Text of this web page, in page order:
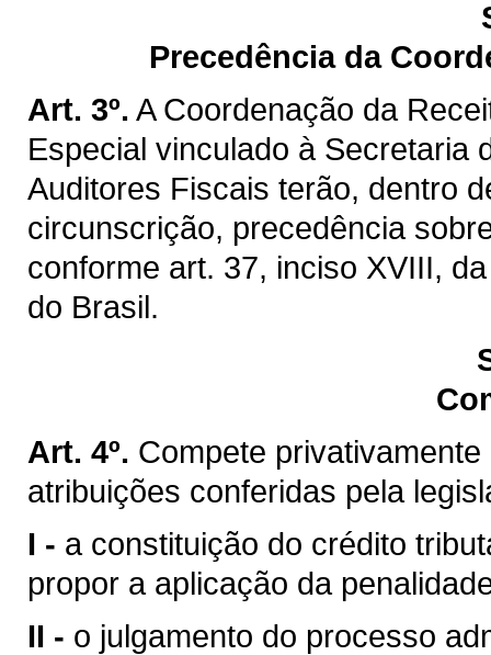
Precedência da
Art. 3º. A Coordenação da
Especial vinculado à Secretaria
Auditores Fiscais terão, dentro
circunscrição, precedência
conforme art. 37, inciso XVIII,
do Brasil.
Art. 4º. Compete
atribuições conferidas pela
I - a constituição do crédito
propor a aplicação da
II - o julgamento do processo